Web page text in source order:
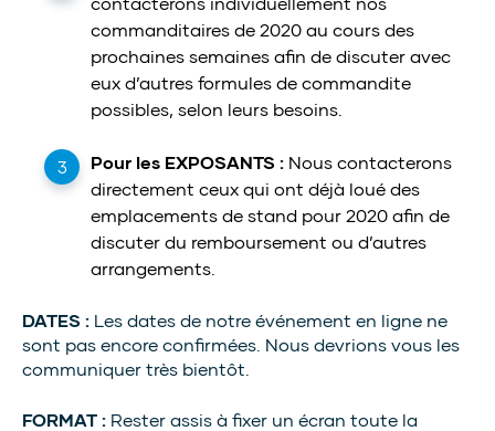
commanditaires de 2020 au cours des
prochaines semaines afin de discuter avec
eux d’autres formules de commandite
possibles, selon leurs besoins.
Pour les EXPOSANTS : Nous contacterons
directement ceux qui ont déjà loué des
emplacements de stand pour 2020 afin de
discuter du remboursement ou d’autres
arrangements.
DATES : Les dates de notre événement en ligne ne
sont pas encore confirmées. Nous devrions vous les
communiquer très bientôt.
FORMAT : Rester assis à fixer un écran toute la